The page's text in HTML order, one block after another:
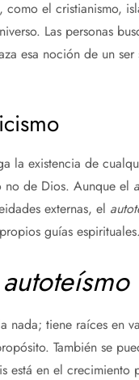
como el cristianismo,
Las personas
esa noción de un
la existencia de
no de Dios. Aunque el
externas, el
guías espirituales.
autoteísmo
nada; tiene raíces en
También se
está en el